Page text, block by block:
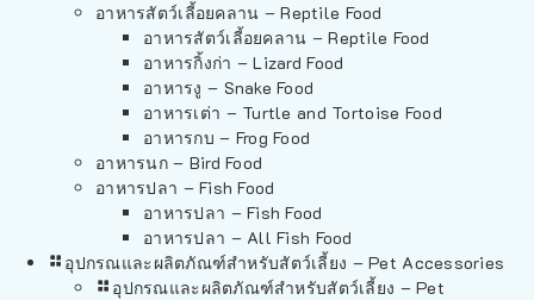
อาหารสัตว์เลี้อยคลาน – Reptile Food
อาหารสัตว์เลี้อยคลาน – Reptile Food
อาหารกิ้งก่า – Lizard Food
อาหารงู – Snake Food
อาหารเต่า – Turtle and Tortoise Food
อาหารกบ – Frog Food
อาหารนก – Bird Food
อาหารปลา – Fish Food
อาหารปลา – Fish Food
อาหารปลา – All Fish Food
อุปกรณและผลิตภัณฑ์สำหรับสัตว์เลี้ยง – Pet Accessories
อุปกรณและผลิตภัณฑ์สำหรับสัตว์เลี้ยง – Pet